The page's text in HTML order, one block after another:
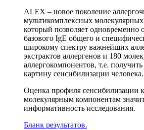
ALEX – новое поколение
мультикомплексных молекулярных
который позволяет одновременно
базового IgE общего и
широкому спектру важнейших
экстрактов аллергенов и 180
аллергокомпонентов, т.е.
картину сенсибилизации человека.
Оценка профиля сенсибилизации
молекулярным компонентам
информативность исследования.
Бланк результатов.